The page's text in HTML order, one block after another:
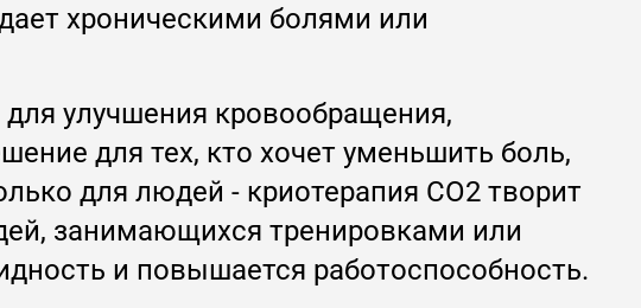
хроническими болями или
для улучшения кровообращения,
для тех, кто хочет уменьшить боль,
для людей - криотерапия CO2 творит
занимающихся тренировками или
и повышается работоспособность.